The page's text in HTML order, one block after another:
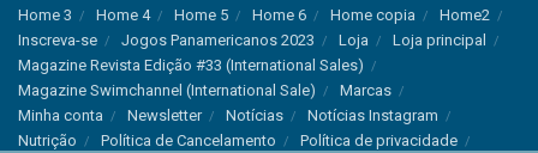
Home 3
Home 4 Home 5 Home 6 Home copia
Home2
Inscreva-se
Jogos Panamericanos 2023 Loja
Loja principal
Magazine Revista Edição #33 (International Sales)
Magazine Swimchannel (International Sale)
Marcas
Minha conta
Newsletter Notícias
Notícias Instagram
Nutrição
Política de Cancelamento Política de privacidade